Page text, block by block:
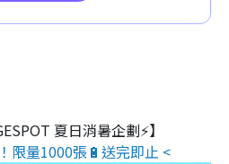
夏日消暑企劃⚡】
限量1000張🔋送完即止 <